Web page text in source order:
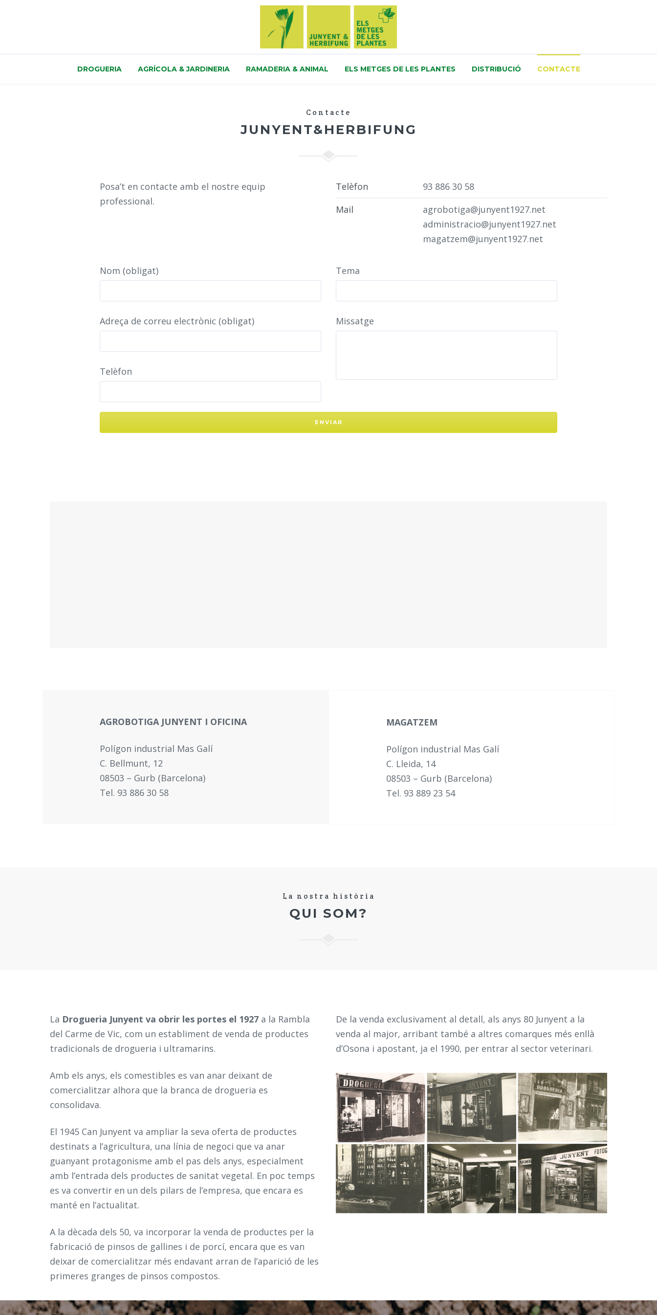
DROGUERIA AGRÍCOLA & JARDINERIA RAMADERIA & ANIMAL ELS METGES DE LES PLANTES DISTRIBUCIÓ CONTACTE
Contacte
JUNYENT&HERBIFUNG
Posa’t en contacte amb el nostre equip
professional.
Telèfon
93 886 30 58
Mail
agrobotiga@junyent1927.net
administracio@junyent1927.net
magatzem@junyent1927.net
Nom (obligat)
Adreça de correu electrònic (obligat)
Telèfon
Tema
Missatge
ENVIAR
AGROBOTIGA JUNYENT I OFICINA
Polígon industrial Mas Galí
C. Bellmunt, 12
08503 – Gurb (Barcelona)
Tel. 93 886 30 58
MAGATZEM
Polígon industrial Mas Galí
C. Lleida, 14
08503 – Gurb (Barcelona)
Tel. 93 889 23 54
La nostra història
QUI SOM?
La Drogueria Junyent va obrir les portes el 1927 a la Rambla
del Carme de Vic, com un establiment de venda de productes
tradicionals de drogueria i ultramarins.
Amb els anys, els comestibles es van anar deixant de
comercialitzar alhora que la branca de drogueria es
consolidava.
El 1945 Can Junyent va ampliar la seva oferta de productes
destinats a l’agricultura, una línia de negoci que va anar
guanyant protagonisme amb el pas dels anys, especialment
amb l’entrada dels productes de sanitat vegetal. En poc temps
es va convertir en un dels pilars de l’empresa, que encara es
manté en l’actualitat.
A la dècada dels 50, va incorporar la venda de productes per la
fabricació de pinsos de gallines i de porcí, encara que es van
deixar de comercialitzar més endavant arran de l’aparició de les
primeres granges de pinsos compostos.
De la venda exclusivament al detall, als anys 80 Junyent a la
venda al major, arribant també a altres comarques més enllà
d’Osona i apostant, ja el 1990, per entrar al sector veterinari.